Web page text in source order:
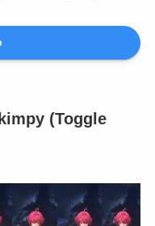
(Toggle